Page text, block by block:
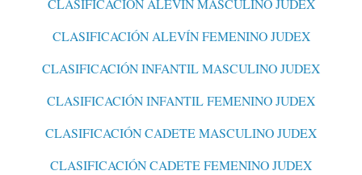
CLASIFICACIÓN ALEVÍN MASCULINO JUDEX
CLASIFICACIÓN ALEVÍN FEMENINO JUDEX
CLASIFICACIÓN INFANTIL MASCULINO JUDEX
CLASIFICACIÓN INFANTIL FEMENINO JUDEX
CLASIFICACIÓN CADETE MASCULINO JUDEX
CLASIFICACIÓN CADETE FEMENINO JUDEX